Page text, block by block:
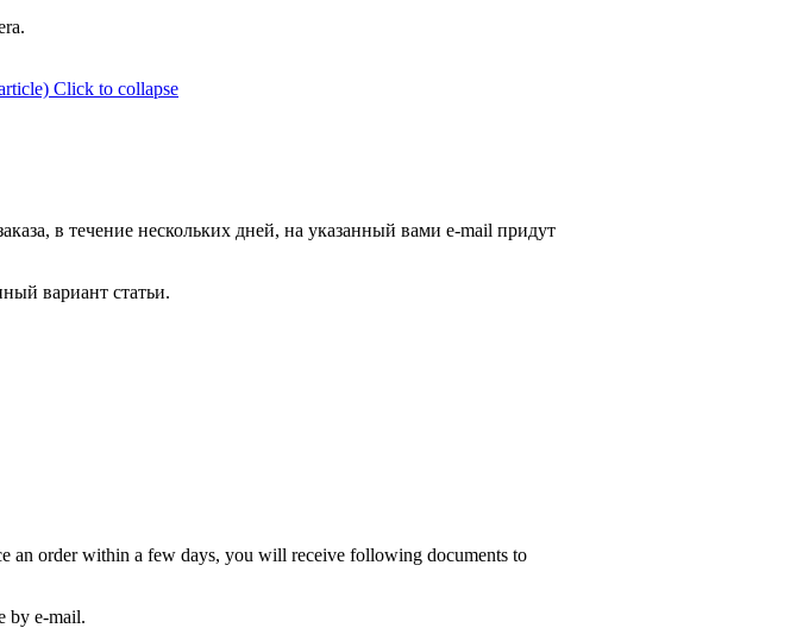
Click to collapse
в течение нескольких дней, на указанный вами e-mail придут
вариант статьи.
an order within a few days, you will receive following documents to
by e-mail.